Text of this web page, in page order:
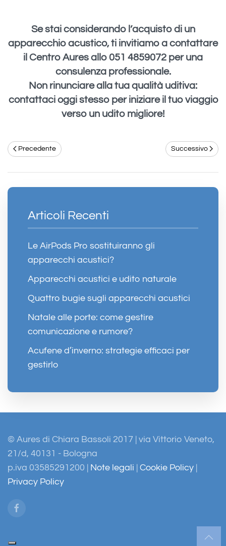
Se stai considerando l’acquisto di un
apparecchio acustico, ti invitiamo a contattare
il Centro Aures allo 051 4859072 per una
consulenza professionale.
Non rinunciare alla tua qualità uditiva:
contattaci oggi stesso per iniziare il tuo viaggio
verso un udito migliore!
Precedente Successivo
Articoli Recenti
Le AirPods Pro sostituiranno gli
apparecchi acustici?
Apparecchi acustici e udito naturale
Quattro bugie sugli apparecchi acustici
Natale alle porte: come gestire
comunicazione e rumore?
Acufene d’inverno: strategie efficaci per
gestirlo
© Aures di Chiara Bassoli 2017 | via Vittorio Veneto,
21/d, 40131 - Bologna
p.iva 03585291200 |
Note legali Cookie Policy
Privacy Policy